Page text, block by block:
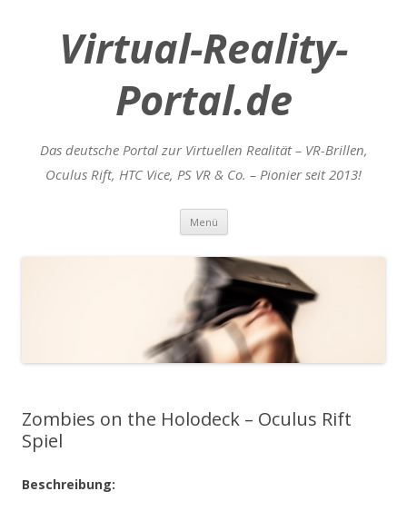
Virtual-Reality-
Portal.de
Das deutsche Portal zur Virtuellen Realität – VR-Brillen,
Oculus Rift, HTC Vice, PS VR & Co. – Pionier seit 2013!
Menü Zum
springen
Zombies on the Holodeck – Oculus Rift
Spiel
Beschreibung: